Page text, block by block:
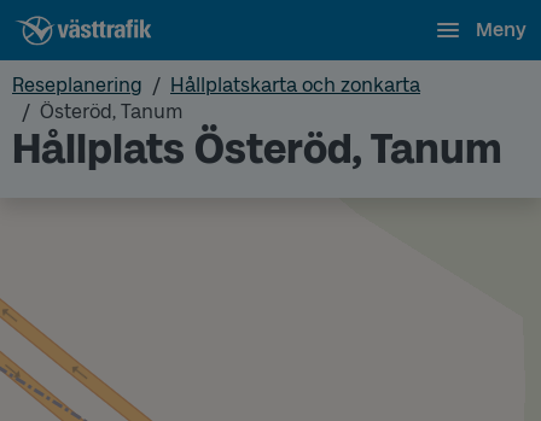
Meny
Reseplanering
Hållplatskarta och zonkarta
Österöd, Tanum
Hållplats Österöd, Tanum